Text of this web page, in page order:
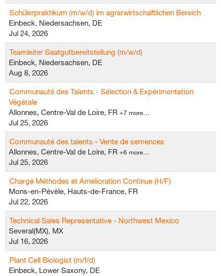
Schülerpraktikum (m/w/d) im agrarwirtschaftlichen Bereich
Einbeck, Niedersachsen, DE
Jul 24, 2026
Teamleiter Saatgutbereitstellung (m/w/d)
Einbeck, Niedersachsen, DE
Aug 8, 2026
Communauté des Talents - Sélection & Expérimentation
Végétale
Allonnes, Centre-Val de Loire, FR +7 more…
Jul 25, 2026
Communauté des talents - Vente de semences
Allonnes, Centre-Val de Loire, FR +6 more…
Jul 25, 2026
Chargé Méthodes et Amélioration Continue (H/F)
Mons-en-Pévèle, Hauts-de-France, FR
Jul 22, 2026
Technical Sales Representative - Northwest Mexico
Several(MX), MX
Jul 16, 2026
Plant Cell Biologist (m/f/d)
Einbeck, Lower Saxony, DE